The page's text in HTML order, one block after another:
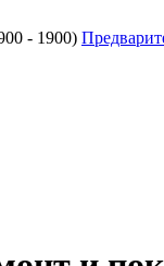
00 - 1900)